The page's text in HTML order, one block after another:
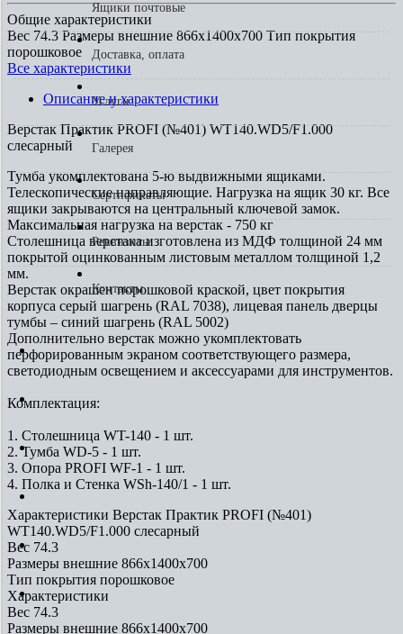
Ящики почтовые
Доставка, оплата
Услуги
Галерея
Сертификаты
Реквизиты
Контакты
Доставка, оплата
Услуги
Галерея
Реквизиты
Контакты
Общие характеристики
Вес 74.3 Размеры внешние 866x1400x700 Тип покрытия
порошковое
Все характеристики
Описание и характеристики
Верстак Практик PROFI (№401) WT140.WD5/F1.000
слесарный
Тумба укомплектована 5-ю выдвижными ящиками.
Телескопические направляющие. Нагрузка на ящик 30 кг. Все
ящики закрываются на центральный ключевой замок.
Максимальная нагрузка на верстак - 750 кг
Столешница верстака изготовлена из МДФ толщиной 24 мм
покрытой оцинкованным листовым металлом толщиной 1,2
мм.
Верстак окрашен порошковой краской, цвет покрытия
корпуса серый шагрень (RAL 7038), лицевая панель дверцы
тумбы – синий шагрень (RAL 5002)
Дополнительно верстак можно укомплектовать
перфорированным экраном соответствующего размера,
светодиодным освещением и аксессуарами для инструментов.
Комплектация:
1. Столешница WT-140 - 1 шт.
2. Тумба WD-5 - 1 шт.
3. Опора PROFI WF-1 - 1 шт.
4. Полка и Стенка WSh-140/1 - 1 шт.
Характеристики Верстак Практик PROFI (№401)
WT140.WD5/F1.000 слесарный
Вес 74.3
Размеры внешние 866x1400x700
Тип покрытия порошковое
Характеристики
Вес 74.3
Размеры внешние 866x1400x700